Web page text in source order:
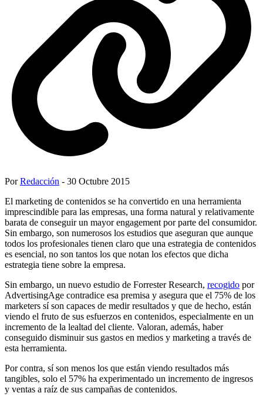
PorRedacción - 30 Octubre 2015
El marketing de contenidos se ha convertido en una herramienta
imprescindible para las empresas, una forma natural y relativamente
barata de conseguir un mayor engagement por parte del consumidor.
Sin embargo, son numerosos los estudios que aseguran que aunque
todos los profesionales tienen claro que una estrategia de contenidos
es esencial, no son tantos los que notan los efectos que dicha
estrategia tiene sobre la empresa.
Sin embargo, un nuevo estudio de Forrester Research, recogido por
AdvertisingAge contradice esa premisa y asegura que el 75% de los
marketers sí son capaces de medir resultados y que de hecho, están
viendo el fruto de sus esfuerzos en contenidos, especialmente en un
incremento de la lealtad del cliente. Valoran, además, haber
conseguido disminuir sus gastos en medios y marketing a través de
esta herramienta.
Por contra, sí son menos los que están viendo resultados más
tangibles, solo el 57% ha experimentado un incremento de ingresos
y ventas a raíz de sus campañas de contenidos.